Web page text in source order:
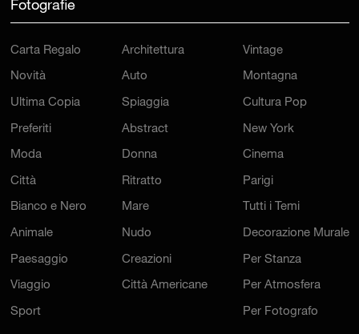
Fotografie
Carta Regalo
Novità
Ultima Copia
Preferiti
Moda
Città
Bianco e Nero
Animale
Paesaggio
Viaggio
Sport
Architettura
Auto
Spiaggia
Abstract
Donna
Ritratto
Mare
Nudo
Creazioni
Città Americane
Vintage
Montagna
Cultura Pop
New York
Cinema
Parigi
Tutti i Temi
Decorazione Murale
Per Stanza
Per Atmosfera
Per Fotografo